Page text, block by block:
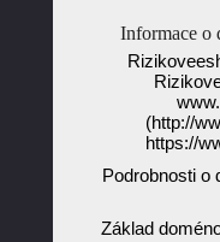
Informace o
(http://
https://
Podrobnosti o
Základ